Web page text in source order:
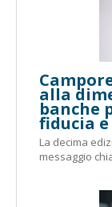
alla
banche
fiducia
La decima
messaggio